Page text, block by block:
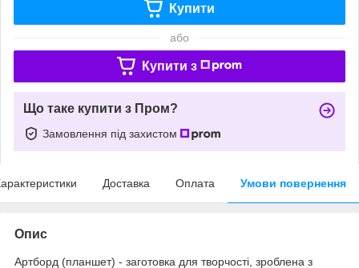
Купити
або
Купити з
Що таке купити з Пром?
Замовлення під захистом
Доставка Оплата Умови повернення
Опис
Артборд (планшет) - заготовка для творчості, зроблена з